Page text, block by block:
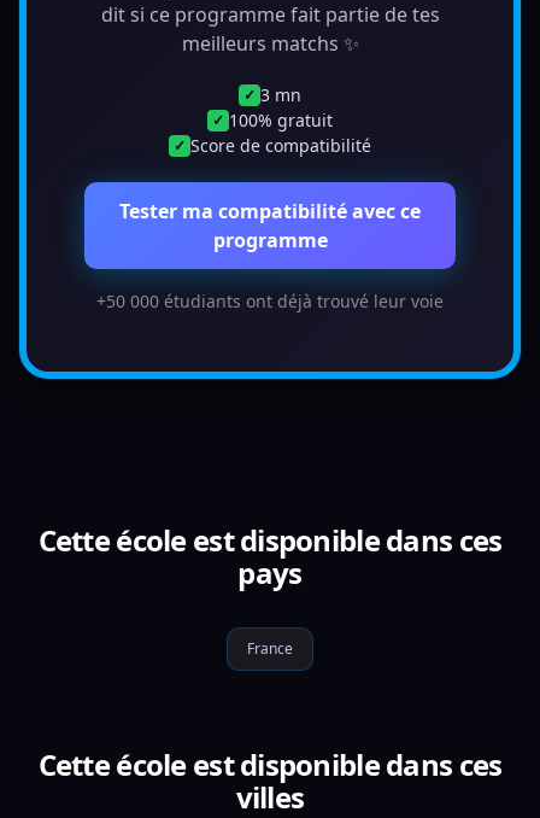
dit si ce programme fait partie de tes
meilleurs matchs ✨
✓ 3 mn
✓ 100% gratuit
✓ Score de compatibilité
Tester ma compatibilité avec ce
programme
+50 000 étudiants ont déjà trouvé leur voie
Cette école est disponible dans ces
pays
France
Cette école est disponible dans ces
villes